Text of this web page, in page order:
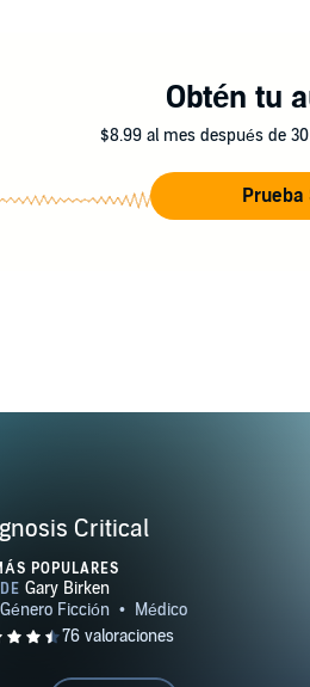
Obtén tu
$8.99 al mes después de
Critical
POPULARES